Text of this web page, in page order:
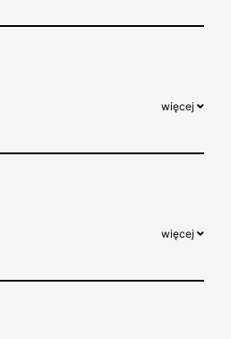
więcej
więcej